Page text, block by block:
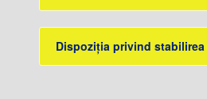
Dispoziția privind